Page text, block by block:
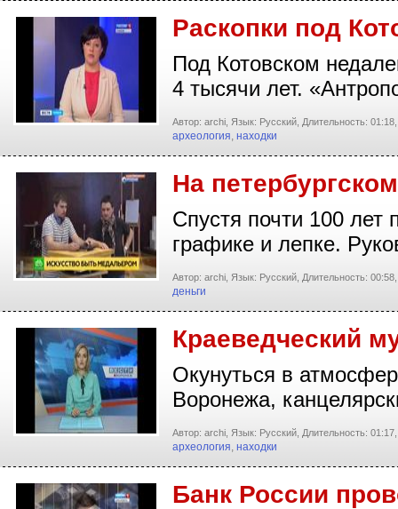
Раскопки под
Под Котовском
4 тысячи лет.
Автор: archi, Язык: Русский, Длительность: 01:18,
археология, находки
На
Спустя почти 100 лет
графике и лепке.
Автор: archi, Язык: Русский, Длительность: 00:58,
деньги
Краеведческий
Окунуться в
Воронежа,
Автор: archi, Язык: Русский, Длительность: 01:17,
археология, находки
Банк России